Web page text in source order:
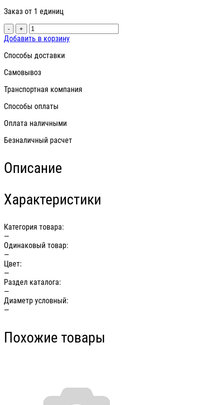
Заказ от 1 единиц
- +
Добавить в корзину
Способы доставки
Самовывоз
Транспортная компания
Способы оплаты
Оплата наличными
Безналичный расчет
Описание
Характеристики
Категория товара:
—
Одинаковый товар:
—
Цвет:
—
Раздел каталога:
—
Диаметр условный:
—
Похожие товары